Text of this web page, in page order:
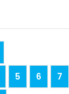
5 6 7